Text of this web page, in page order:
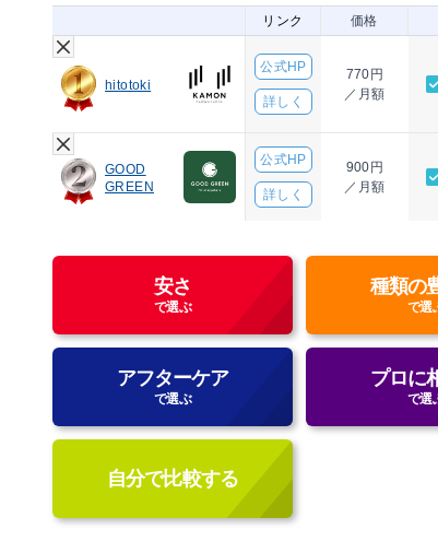
リンク 価格
hitotoki
公式HP
詳しく
770円
／月額
GOOD
GREEN
公式HP
詳しく
900円
／月額
安さ
で選ぶ
種類の
で選
アフターケア
で選ぶ
プロに
で選
自分で比較する